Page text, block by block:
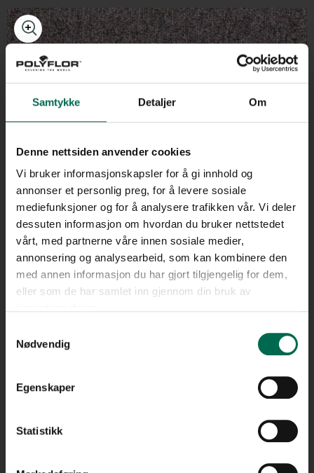
Samtykke Detaljer Om
Denne nettsiden anvender cookies
Vi bruker informasjonskapsler for å gi innhold og
annonser et personlig preg, for å levere sosiale
mediefunksjoner og for å analysere trafikken vår. Vi deler
dessuten informasjon om hvordan du bruker nettstedet
vårt, med partnerne våre innen sosiale medier,
annonsering og analysearbeid, som kan kombinere den
med annen informasjon du har gjort tilgjengelig for dem,
eller som de har samlet inn gjennom din bruk av
Nødvendig
Egenskaper
Statistikk